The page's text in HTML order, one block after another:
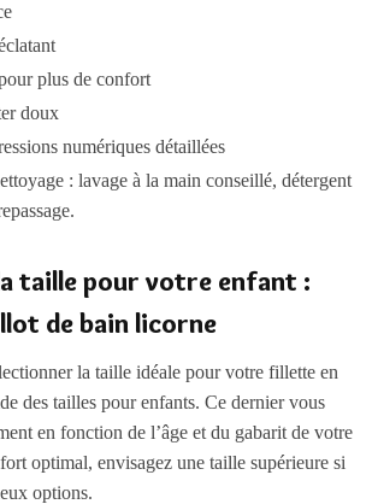
plus de confort
doux
numériques détaillées
: lavage à la main conseillé, détergent
taille pour votre enfant :
de bain licorne
la taille idéale pour votre fillette en
des tailles pour enfants. Ce dernier vous
en fonction de l’âge et du gabarit de votre
optimal, envisagez une taille supérieure si
options.